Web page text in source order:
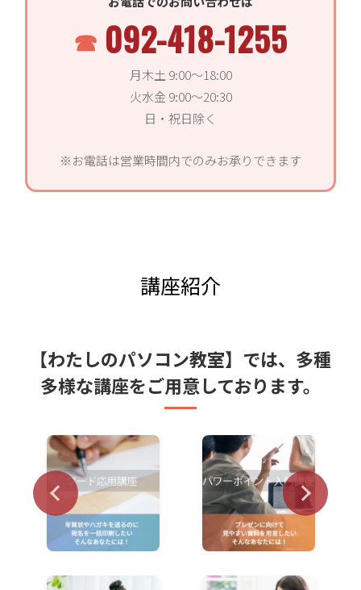
092-418-1255
月木土 9:00〜18:00
火水金 9:00〜20:30
日・祝日除く
※お電話は営業時間内でのみお承りできます
講座紹介
【わたしのパソコン教室】では、多種
多様な講座をご用意しております。